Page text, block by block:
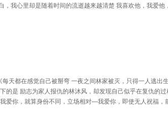
第八十章 破幻象毙魔头 第八十
第十章 白衣女鬼索命 第十一
第十三章 午夜房顶捉鬼 第十四
，我心里却是随着时间的流逝越来越清楚 我喜欢他，我爱他
天都在感觉自己被掰弯 一夜之间林家被灭，只得一人逃出
的是 励志为家人报仇的林沐风，却发现自己似乎在复仇的
爱你，就算身份不同，立场相对—我爱你，即使无人祝福